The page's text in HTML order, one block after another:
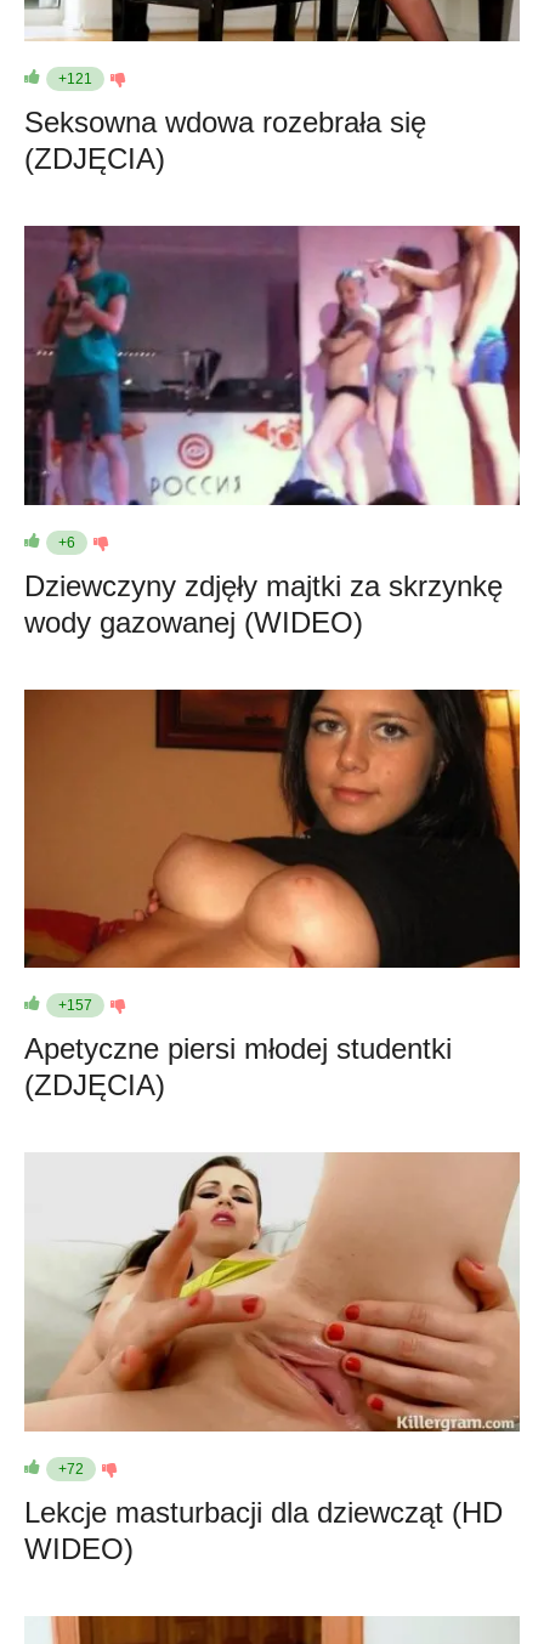
+121
Seksowna wdowa rozebrała się
(ZDJĘCIA)
+6
Dziewczyny zdjęły majtki za skrzynkę
wody gazowanej (WIDEO)
+157
Apetyczne piersi młodej studentki
(ZDJĘCIA)
+72
Lekcje masturbacji dla dziewcząt (HD
WIDEO)